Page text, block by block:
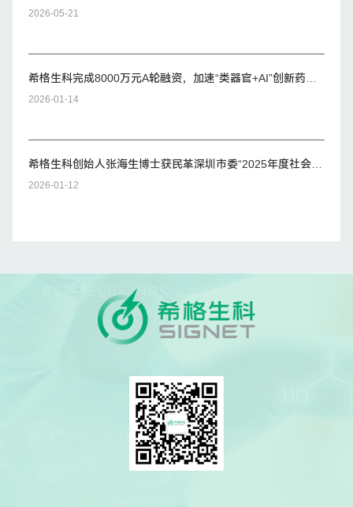
IND批件
2026-05-21
希格生科完成8000万元A轮融资，加速“类器官+AI”创新药管
线全球临床开发
2026-01-14
希格生科创始人张海生博士获民革深圳市委“2025年度社会服
务工作先进个人一等奖”
2026-01-12